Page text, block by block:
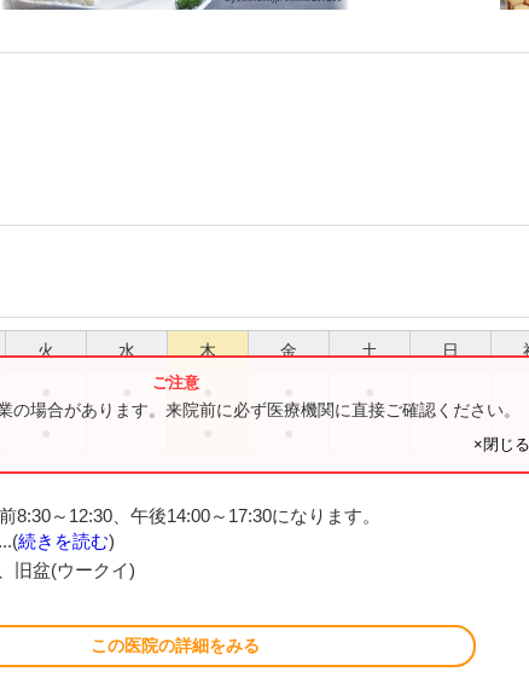
火 水 木 金 土 日
の場合があります。来院前に必ず医療機関に直接ご確認ください。
×閉じる
8:30～12:30、午後14:00～17:30になります。
続きを読む)
旧盆(ウークイ)
この医院の詳細をみる